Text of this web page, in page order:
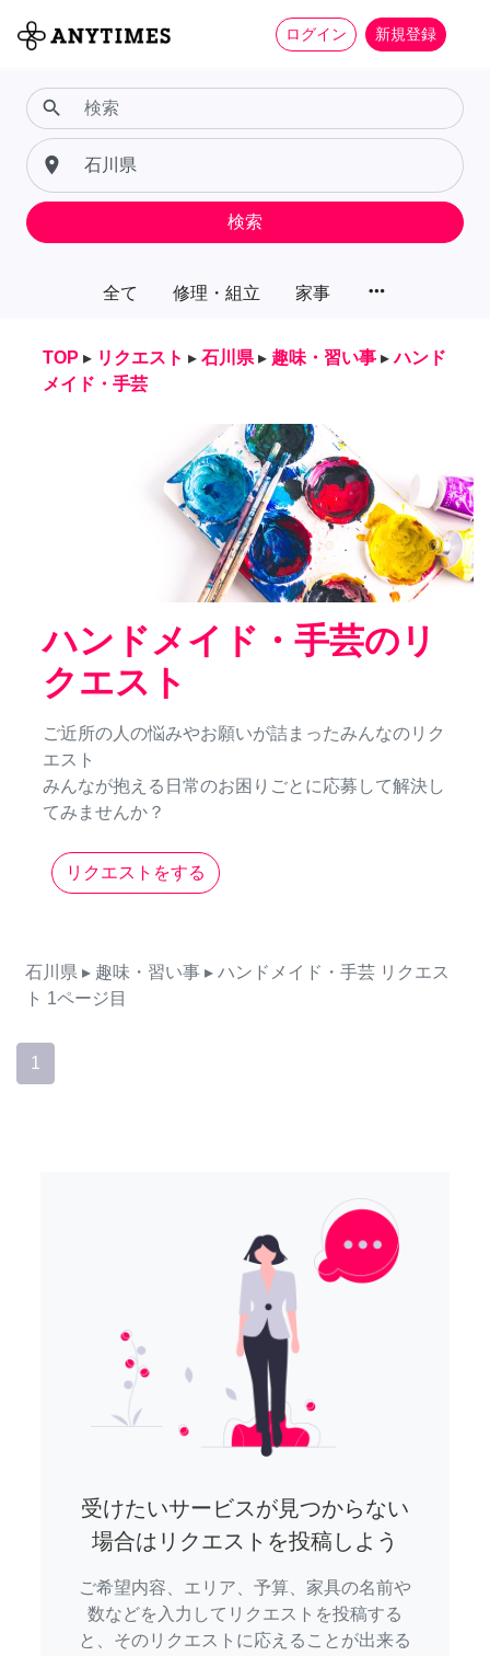
ログイン 新規登録
全て 修理・組立 家事 more_horiz
search
place
検索
TOP ▸ リクエスト ▸ 石川県 ▸ 趣味・習い事 ▸ ハンド
メイド・手芸
ハンドメイド・手芸のリ
クエスト
ご近所の人の悩みやお願いが詰まったみんなのリク
エスト
みんなが抱える日常のお困りごとに応募して解決し
てみませんか？
リクエストをする
石川県 ▸ 趣味・習い事 ▸ ハンドメイド・手芸 リクエス
ト 1ページ目
1
受けたいサービスが見つからない
場合はリクエストを投稿しよう
ご希望内容、エリア、予算、家具の名前や
数などを入力してリクエストを投稿する
と、そのリクエストに応えることが出来る